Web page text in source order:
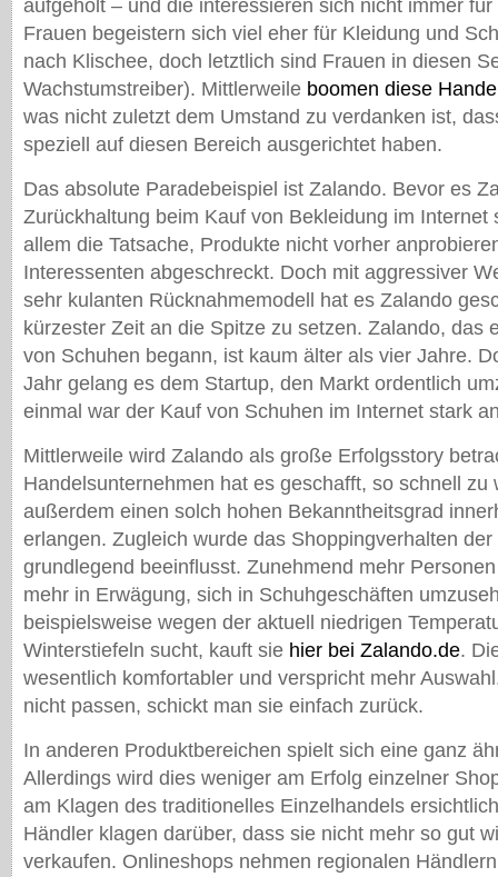
aufgeholt – und die interessieren sich nicht immer
Frauen begeistern sich viel eher für Kleidung und
nach Klischee, doch letztlich sind Frauen in diesen
Wachstumstreiber). Mittlerweile boomen diese
was nicht zuletzt dem Umstand zu verdanken ist,
speziell auf diesen Bereich ausgerichtet haben.
Das absolute Paradebeispiel ist Zalando. Bevor es
Zurückhaltung beim Kauf von Bekleidung im Internet
allem die Tatsache, Produkte nicht vorher
Interessenten abgeschreckt. Doch mit aggressiver
sehr kulanten Rücknahmemodell hat es Zalando
kürzester Zeit an die Spitze zu setzen. Zalando, das
von Schuhen begann, ist kaum älter als vier Jahre.
Jahr gelang es dem Startup, den Markt ordentlich
einmal war der Kauf von Schuhen im Internet stark
Mittlerweile wird Zalando als große Erfolgsstory
Handelsunternehmen hat es geschafft, so schnell zu
außerdem einen solch hohen Bekanntheitsgrad
erlangen. Zugleich wurde das Shoppingverhalten der
grundlegend beeinflusst. Zunehmend mehr
mehr in Erwägung, sich in Schuhgeschäften
beispielsweise wegen der aktuell niedrigen
Winterstiefeln sucht, kauft sie hier bei Zalando.de.
wesentlich komfortabler und verspricht mehr
nicht passen, schickt man sie einfach zurück.
In anderen Produktbereichen spielt sich eine ganz
Allerdings wird dies weniger am Erfolg einzelner
am Klagen des traditionelles Einzelhandels
Händler klagen darüber, dass sie nicht mehr so gut
verkaufen. Onlineshops nehmen regionalen